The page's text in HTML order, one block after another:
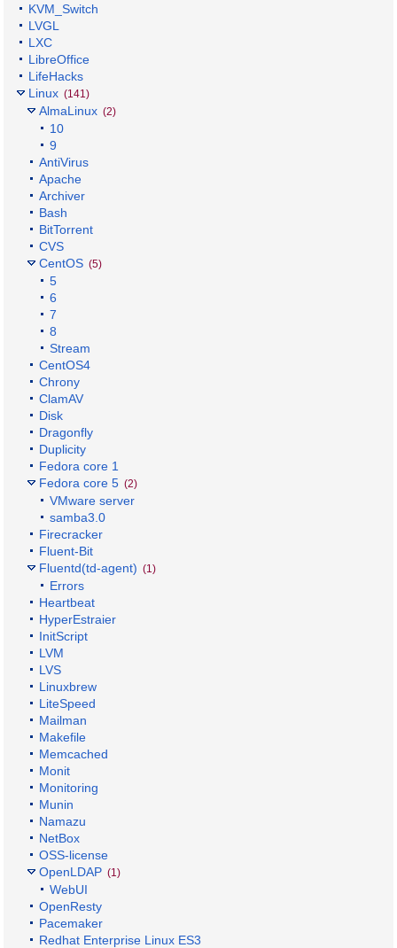
KVM_Switch
LVGL
LXC
LibreOffice
LifeHacks
Linux (141)
AlmaLinux (2)
10
9
AntiVirus
Apache
Archiver
Bash
BitTorrent
CVS
CentOS (5)
5
6
7
8
Stream
CentOS4
Chrony
ClamAV
Disk
Dragonfly
Duplicity
Fedora core 1
Fedora core 5 (2)
VMware server
samba3.0
Firecracker
Fluent-Bit
Fluentd(td-agent) (1)
Errors
Heartbeat
HyperEstraier
InitScript
LVM
LVS
Linuxbrew
LiteSpeed
Mailman
Makefile
Memcached
Monit
Monitoring
Munin
Namazu
NetBox
OSS-license
OpenLDAP (1)
WebUI
OpenResty
Pacemaker
Redhat Enterprise Linux ES3